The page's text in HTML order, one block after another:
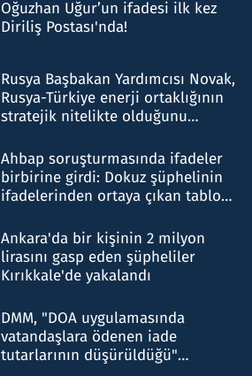
Oğuzhan Uğur’un ifadesi ilk kez
Diriliş Postası'nda!
Rusya Başbakan Yardımcısı Novak,
Rusya-Türkiye enerji ortaklığının
stratejik nitelikte olduğunu
Ahbap soruşturmasında ifadeler
birbirine girdi: Dokuz şüphelinin
ifadelerinden ortaya çıkan tablo
Ankara'da bir kişinin 2 milyon
lirasını gasp eden şüpheliler
Kırıkkale'de yakalandı
DMM, "DOA uygulamasında
vatandaşlara ödenen iade
tutarlarının düşürüldüğü"